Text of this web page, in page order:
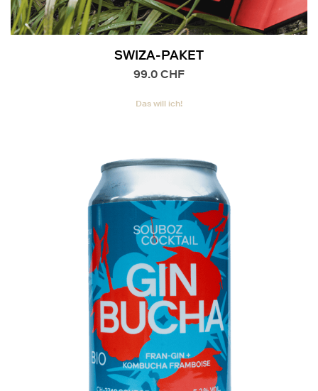
SWIZA-PAKET
99.0 CHF
Das will ich!